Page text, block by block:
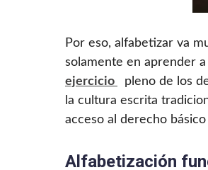
Por eso, alfabetizar va
solamente en aprender
ejercicio
pleno de los
la cultura escrita
acceso al derecho
Alfabetización